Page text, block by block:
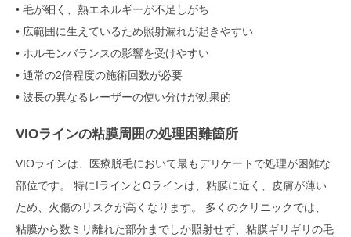
• 毛が細く、熱エネルギーが不足しがち
• 広範囲に生えているため照射漏れが起きやすい
• ホルモンバランスの影響を受けやすい
• 通常の2倍程度の施術回数が必要
• 波長の異なるレーザーの使い分けが効果的
VIOラインの粘膜周囲の処理困難箇所
VIOラインは、医療脱毛において最もデリケートで処理が困難な
部位です。 特にIラインとOラインは、粘膜に近く、皮膚が薄い
ため、火傷のリスクが高くなります。 多くのクリニックでは、
粘膜から数ミリ離れた部分までしか照射せず、粘膜ギリギリの毛